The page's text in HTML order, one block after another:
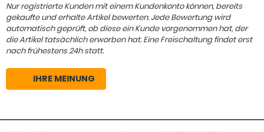
Nur registrierte Kunden mit einem Kundenkonto können, bereits
gekaufte und erhalte Artikel bewerten. Jede Bewertung wird
automatisch geprüft, ob diese ein Kunde vorgenommen hat, der
die Artikel tatsächlich erworben hat. Eine Freischaltung findet erst
nach frühestens 24h statt.
IHRE MEINUNG